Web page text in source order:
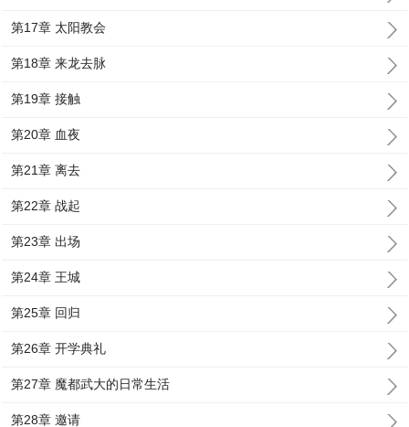
第17章 太阳教会
第18章 来龙去脉
第19章 接触
第20章 血夜
第21章 离去
第22章 战起
第23章 出场
第24章 王城
第25章 回归
第26章 开学典礼
第27章 魔都武大的日常生活
第28章 邀请